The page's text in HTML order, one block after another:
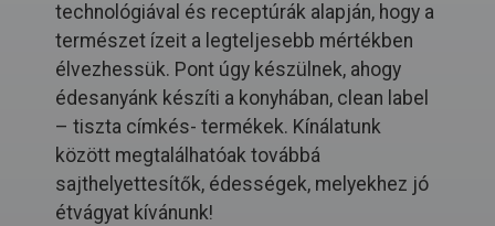
technológiával és receptúrák alapján, hogy a
természet ízeit a legteljesebb mértékben
élvezhessük. Pont úgy készülnek, ahogy
édesanyánk készíti a konyhában, clean label
– tiszta címkés- termékek. Kínálatunk
között megtalálhatóak továbbá
sajthelyettesítők, édességek, melyekhez jó
étvágyat kívánunk!